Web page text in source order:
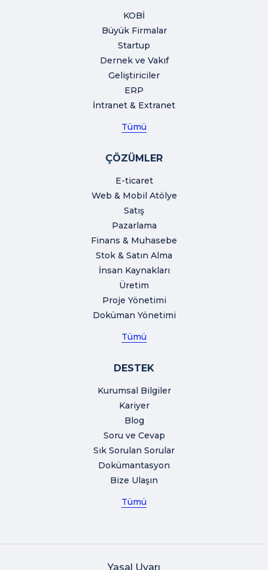
KOBİ
Büyük Firmalar
Startup
Dernek ve Vakıf
Geliştiriciler
ERP
İntranet & Extranet
Tümü
ÇÖZÜMLER
E-ticaret
Web & Mobil Atölye
Satış
Pazarlama
Finans & Muhasebe
Stok & Satın Alma
İnsan Kaynakları
Üretim
Proje Yönetimi
Doküman Yönetimi
Tümü
DESTEK
Kurumsal Bilgiler
Kariyer
Blog
Soru ve Cevap
Sık Sorulan Sorular
Dokümantasyon
Bize Ulaşın
Tümü
Yasal Uyarı